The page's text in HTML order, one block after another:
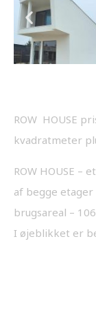
ROW HOUSE
kvadratmeter
ROW HOUSE –
af begge
brugsareal –
I øjeblikket er